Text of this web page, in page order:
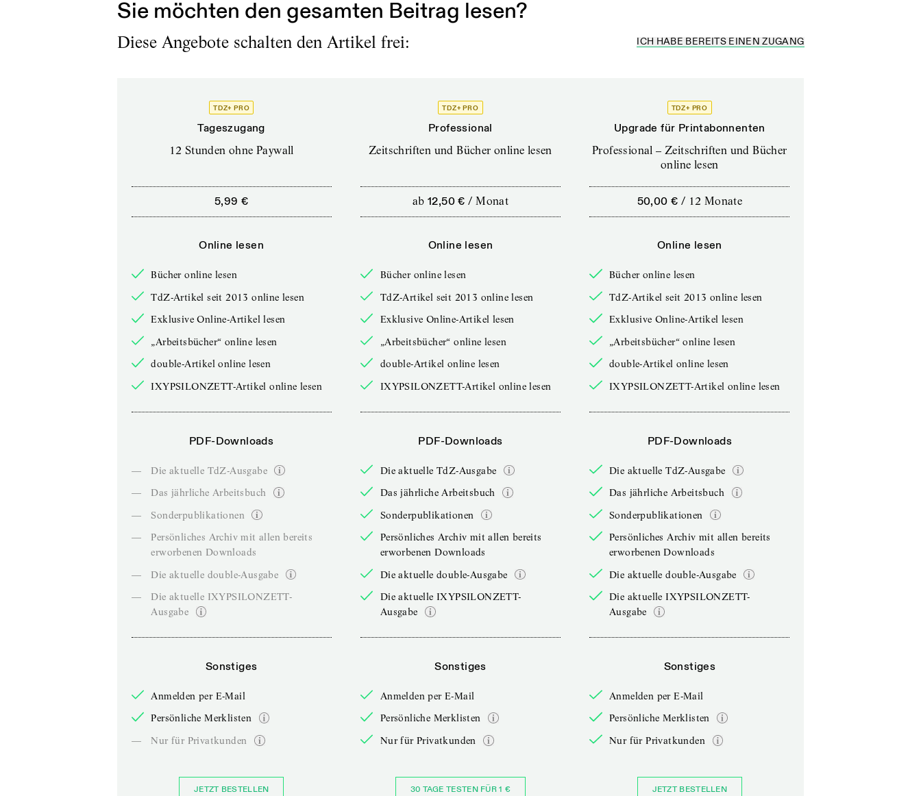
Sie möchten den gesamten Beitrag lesen?
Diese Angebote schalten den Artikel frei: ICH HABE BEREITS EINEN ZUGANG
TDZ+ PRO
Tageszugang
12 Stunden ohne Paywall
5,99 €
Online lesen
Bücher online lesen
TdZ-Artikel seit 2013 online lesen
Exklusive Online-Artikel lesen
„Arbeitsbücher“ online lesen
double-Artikel online lesen
IXYPSILONZETT-Artikel online lesen
PDF-Downloads
—
Die aktuelle TdZ-Ausgabe
—
Das jährliche Arbeitsbuch
—
Sonderpublikationen
—
Persönliches Archiv mit allen bereits
erworbenen Downloads
—
Die aktuelle double-Ausgabe
—
Die aktuelle IXYPSILONZETT-
Ausgabe
Sonstiges
Anmelden per E-Mail
Persönliche Merklisten
—
Nur für Privatkunden
JETZT BESTELLEN
TDZ+ PRO
Professional
Zeitschriften und Bücher online lesen
ab 12,50 € /Monat
Online lesen
Bücher online lesen
TdZ-Artikel seit 2013 online lesen
Exklusive Online-Artikel lesen
„Arbeitsbücher“ online lesen
double-Artikel online lesen
IXYPSILONZETT-Artikel online lesen
PDF-Downloads
Die aktuelle TdZ-Ausgabe
Das jährliche Arbeitsbuch
Sonderpublikationen
Persönliches Archiv mit allen bereits
erworbenen Downloads
Die aktuelle double-Ausgabe
Die aktuelle IXYPSILONZETT-
Ausgabe
Sonstiges
Anmelden per E-Mail
Persönliche Merklisten
Nur für Privatkunden
30 TAGE TESTEN FÜR 1 €
TDZ+ PRO
Upgrade für Printabonnenten
Professional – Zeitschriften und Bücher
online lesen
50,00 € / 12 Monate
Online lesen
Bücher online lesen
TdZ-Artikel seit 2013 online lesen
Exklusive Online-Artikel lesen
„Arbeitsbücher“ online lesen
double-Artikel online lesen
IXYPSILONZETT-Artikel online lesen
PDF-Downloads
Die aktuelle TdZ-Ausgabe
Das jährliche Arbeitsbuch
Sonderpublikationen
Persönliches Archiv mit allen bereits
erworbenen Downloads
Die aktuelle double-Ausgabe
Die aktuelle IXYPSILONZETT-
Ausgabe
Sonstiges
Anmelden per E-Mail
Persönliche Merklisten
Nur für Privatkunden
JETZT BESTELLEN